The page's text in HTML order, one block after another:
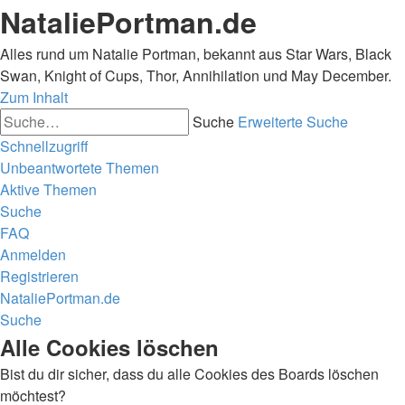
NataliePortman.de
Alles rund um Natalie Portman, bekannt aus Star Wars, Black
Swan, Knight of Cups, Thor, Annihilation und May December.
Zum Inhalt
Suche Erweiterte Suche
Schnellzugriff
Unbeantwortete Themen
Aktive Themen
Suche
FAQ
Anmelden
Registrieren
NataliePortman.de
Suche
Alle Cookies löschen
Bist du dir sicher, dass du alle Cookies des Boards löschen
möchtest?